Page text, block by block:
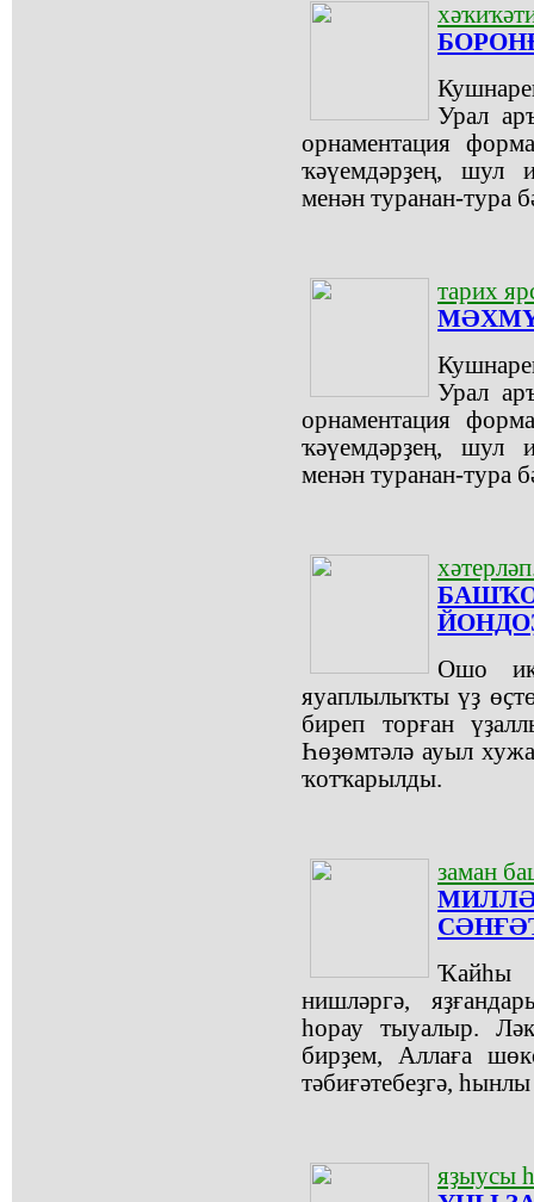
Урал
орнаментация
ҡәүемдәрҙең, шул
менән туранан-тура
тарих
Урал
орнаментация
ҡәүемдәрҙең, шул
менән туранан-тура
Ошо
яуаплылыҡты үҙ
биреп торған
Һөҙөмтәлә ауыл
ҡотҡарылды.
заман
Ҡайһы
нишләргә,
һорау тыуалыр.
бирҙем, Аллаға
тәбиғәтебеҙгә,
яҙыусы